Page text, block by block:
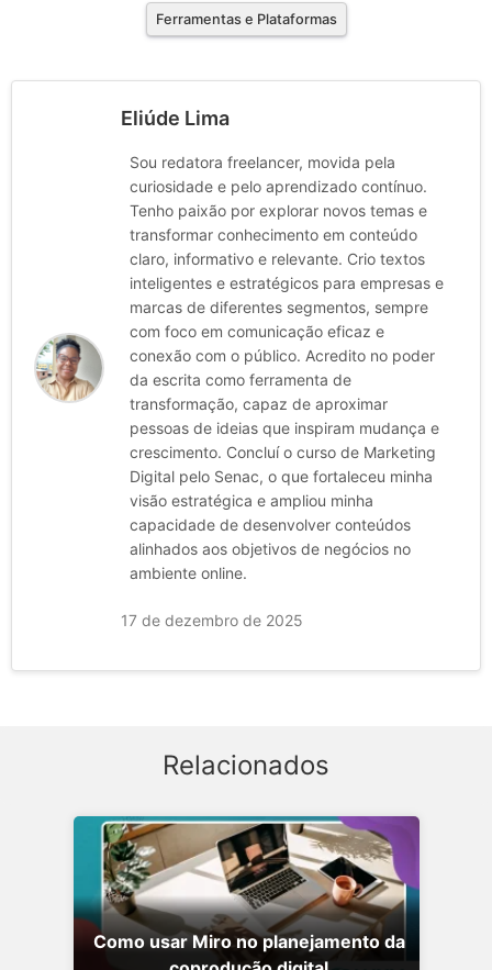
Ferramentas e Plataformas
Eliúde Lima
Sou redatora freelancer, movida pela
curiosidade e pelo aprendizado contínuo.
Tenho paixão por explorar novos temas e
transformar conhecimento em conteúdo
claro, informativo e relevante. Crio textos
inteligentes e estratégicos para empresas e
marcas de diferentes segmentos, sempre
com foco em comunicação eficaz e
conexão com o público. Acredito no poder
da escrita como ferramenta de
transformação, capaz de aproximar
pessoas de ideias que inspiram mudança e
crescimento. Concluí o curso de Marketing
Digital pelo Senac, o que fortaleceu minha
visão estratégica e ampliou minha
capacidade de desenvolver conteúdos
alinhados aos objetivos de negócios no
ambiente online.
17 de dezembro de 2025
Relacionados
Como usar Miro no planejamento da